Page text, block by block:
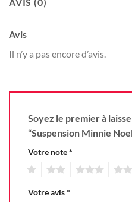
Avis
Il n’y a pas encore d’avis.
Soyez le premier à
“Suspension Minnie
Votre note*
Votre avis*